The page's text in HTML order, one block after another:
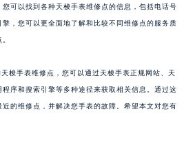
可以找到各种天梭手表维修点的信息，包括电话号
，您可以更全面地了解和比较不同维修点的服务质
梭手表维修点，您可以通过天梭手表正规网站、天
序和搜索引擎等多种途径来获取相关信息。通过这
的维修点，并解决您手表的故障。希望本文对您有